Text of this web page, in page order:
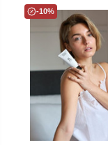
-10%